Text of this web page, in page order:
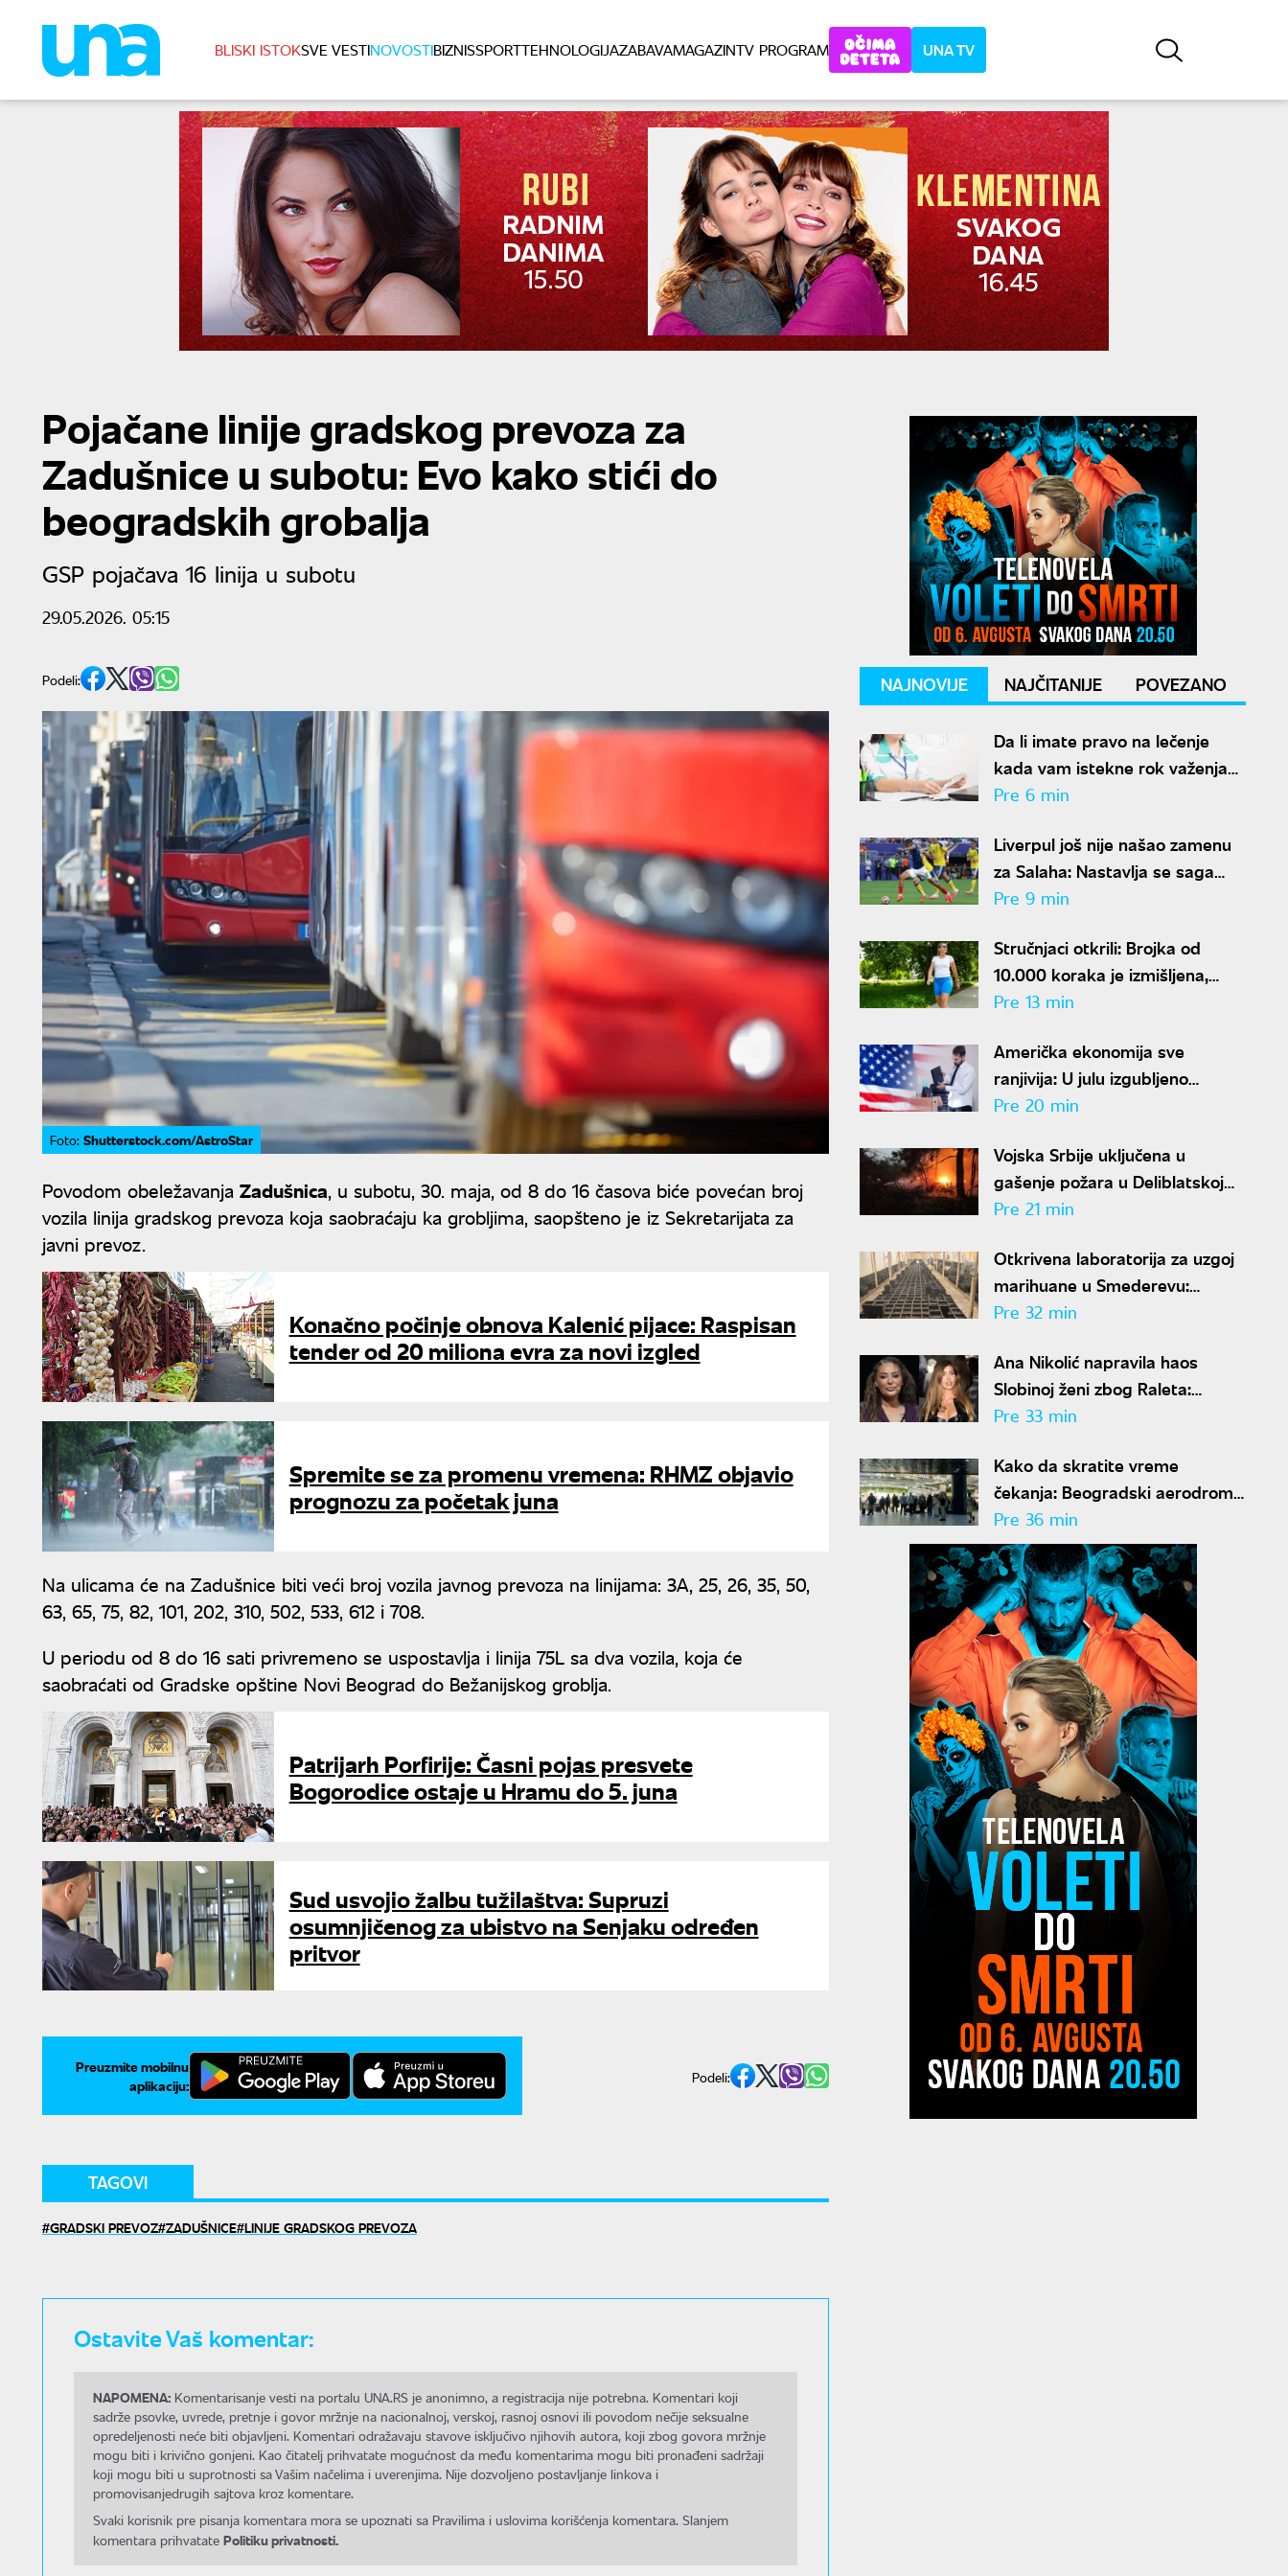
BLISKI ISTOKSVE VESTINOVOSTIBIZNISSPORTTEHNOLOGIJAZABAVAMAGAZINTV PROGRAM UNA TV
Pojačane linije gradskog prevoza za
Zadušnice u subotu: Evo kako stići do
beogradskih grobalja
GSP pojačava 16 linija u subotu
29.05.2026. 05:15
Podeli:
Foto: Shutterstock.com/AstroStar
Povodom obeležavanja Zadušnica, u subotu, 30. maja, od 8 do 16 časova biće povećan broj
vozila linija gradskog prevoza koja saobraćaju ka grobljima, saopšteno je iz Sekretarijata za
javni prevoz.
Konačno počinje obnova Kalenić pijace: Raspisan
tender od 20 miliona evra za novi izgled
Spremite se za promenu vremena: RHMZ objavio
prognozu za početak juna
Na ulicama će na Zadušnice biti veći broj vozila javnog prevoza na linijama: 3A, 25, 26, 35, 50,
63, 65, 75, 82, 101, 202, 310, 502, 533, 612 i 708.
U periodu od 8 do 16 sati privremeno se uspostavlja i linija 75L sa dva vozila, koja će
saobraćati od Gradske opštine Novi Beograd do Bežanijskog groblja.
Patrijarh Porfirije: Časni pojas presvete
Bogorodice ostaje u Hramu do 5. juna
Sud usvojio žalbu tužilaštva: Supruzi
osumnjičenog za ubistvo na Senjaku određen
pritvor
Preuzmite mobilnu
aplikaciju:
Podeli:
TAGOVI
GRADSKI PREVOZ ZADUŠNICE LINIJE GRADSKOG PREVOZA
Ostavite Vaš komentar:
NAPOMENA: Komentarisanje vesti na portalu UNA.RS je anonimno, a registracija nije potrebna. Komentari koji
sadrže psovke, uvrede, pretnje i govor mržnje na nacionalnoj, verskoj, rasnoj osnovi ili povodom nečije seksualne
opredeljenosti neće biti objavljeni. Komentari odražavaju stavove isključivo njihovih autora, koji zbog govora mržnje
mogu biti i krivično gonjeni. Kao čitatelj prihvatate mogućnost da među komentarima mogu biti pronađeni sadržaji
koji mogu biti u suprotnosti sa Vašim načelima i uverenjima. Nije dozvoljeno postavljanje linkova i
promovisanjedrugih sajtova kroz komentare.
Svaki korisnik pre pisanja komentara mora se upoznati sa Pravilima i uslovima korišćenja komentara. Slanjem
komentara prihvatate Politiku privatnosti.
NAJNOVIJE NAJČITANIJE POVEZANO
Da li imate pravo na lečenje
kada vam istekne rok važenja
kartice? RFZO objavio nova
Pre 6 min
Liverpul još nije našao zamenu
za Salaha: Nastavlja se saga
oko Bredlija Barkole, Pari Sen
Pre 9 min
Stručnjaci otkrili: Brojka od
10.000 koraka je izmišljena,
realan cilj za zdravlje je mnogo
Pre 13 min
Američka ekonomija sve
ranjivija: U julu izgubljeno
23.000 radnih mesta
Pre 20 min
Vojska Srbije uključena u
gašenje požara u Deliblatskoj
peščari: Angažovan i helikopter
Pre 21 min
Otkrivena laboratorija za uzgoj
marihuane u Smederevu:
Uhapšeno šest osoba,
droge
Pre 32 min
Ana Nikolić napravila haos
Slobinoj ženi zbog Raleta:
Odmah usledio odgovor
Pre 33 min
Kako da skratite vreme
čekanja: Beogradski aerodrom
objavio važne preporuke za
putnike
Pre 36 min